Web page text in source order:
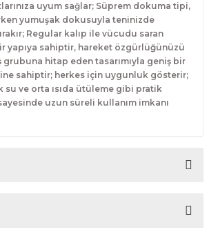
uyum sağlar; Süprem dokuma tipi,
yumuşak dokusuyla teninizde
Regular kalıp ile vücudu saran
yapıya sahiptir, hareket özgürlüğünüzü
grubuna hitap eden tasarımıyla geniş bir
sahiptir; herkes için uygunluk gösterir;
su ve orta ısıda ütüleme gibi pratik
uzun süreli kullanım imkanı